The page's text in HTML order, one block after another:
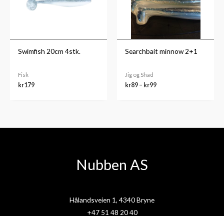
Swimfish 20cm 4stk.
Fisk
kr179
Searchbait minnow 2+1
Jig og Shad
kr89 – kr99
Nubben AS
Hålandsveien 1, 4340 Bryne
+47 51 48 20 40